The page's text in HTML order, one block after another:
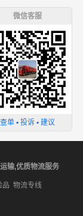
微信客服
查单 ▪ 投诉 ▪ 建议
输,优质物流服务
品 物流专线